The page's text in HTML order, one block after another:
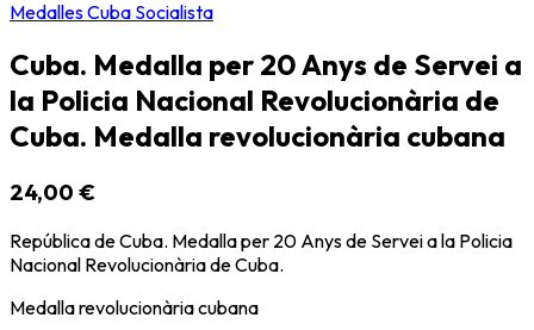
Medalles Cuba Socialista
Cuba. Medalla per 20 Anys de Servei a
la Policia Nacional Revolucionària de
Cuba. Medalla revolucionària cubana
24,00 €
República de Cuba. Medalla per 20 Anys de Servei a la Policia
Nacional Revolucionària de Cuba.
Medalla revolucionària cubana